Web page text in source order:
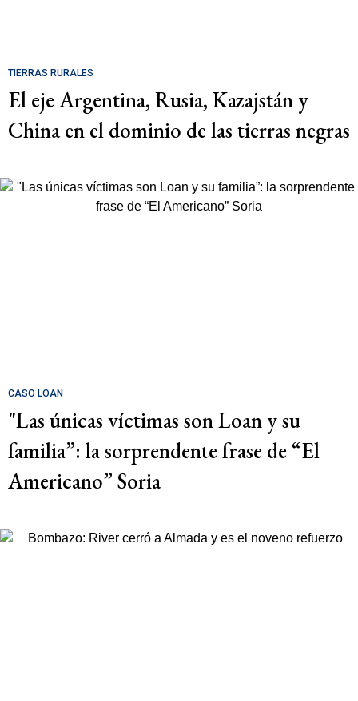
TIERRAS RURALES
El eje Argentina, Rusia, Kazajstán y
China en el dominio de las tierras negras
CASO LOAN
"Las únicas víctimas son Loan y su
familia”: la sorprendente frase de “El
Americano” Soria